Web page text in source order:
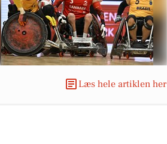
Læs hele artiklen her